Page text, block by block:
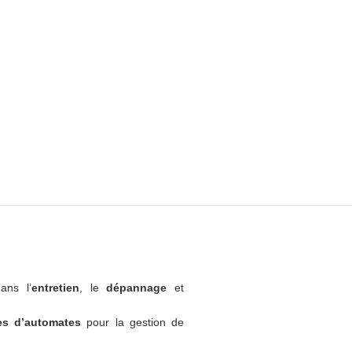
l’entretien , ledépannage et
d’automates pour la gestion de